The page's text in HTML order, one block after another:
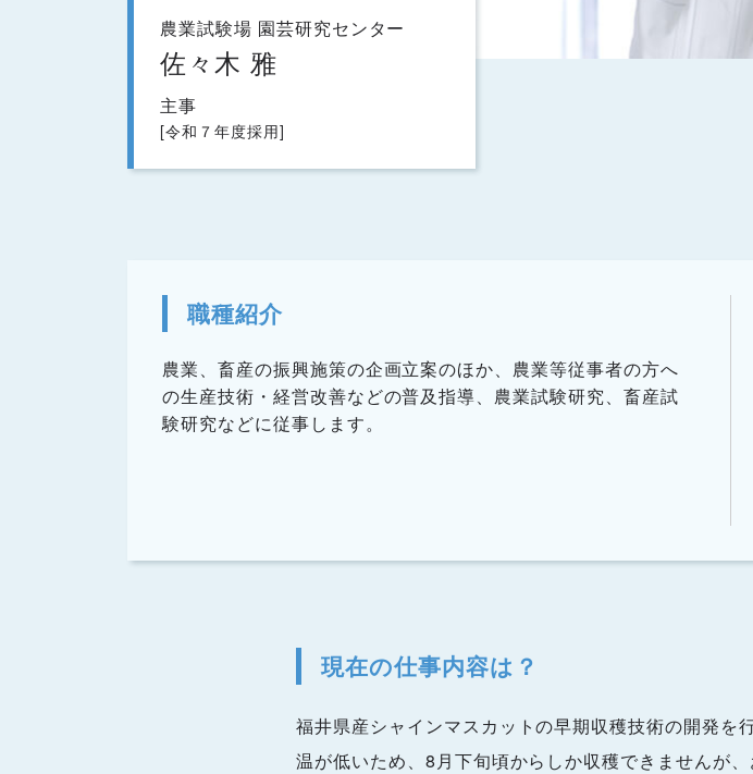
農業試験場 園芸研究センター
佐々木 雅
主事
[令和７年度採用]
職種紹介
農業、畜産の振興施策の企画立案のほか、農業等従事者の方へ
の生産技術・経営改善などの普及指導、農業試験研究、畜産試
験研究などに従事します。
現在の仕事内容は？
福井県産シャインマスカットの早期収穫技術の開発を
温が低いため、8月下旬頃からしか収穫できませんが